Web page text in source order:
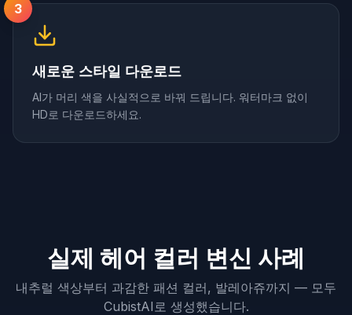
3
새로운 스타일 다운로드
AI가 머리 색을 사실적으로 바꿔 드립니다. 워터마크 없이
HD로 다운로드하세요.
실제 헤어 컬러 변신 사례
내추럴 색상부터 과감한 패션 컬러, 발레아쥬까지 — 모두
CubistAI로 생성했습니다.